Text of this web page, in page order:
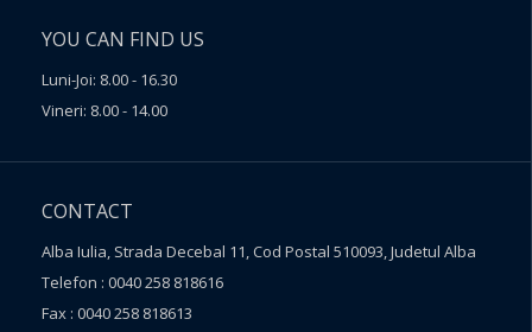
YOU CAN FIND US
Luni-Joi: 8.00 - 16.30
Vineri: 8.00 - 14.00
CONTACT
Alba Iulia, Strada Decebal 11, Cod Postal 510093, Judetul Alba
Telefon : 0040 258 818616
Fax : 0040 258 818613